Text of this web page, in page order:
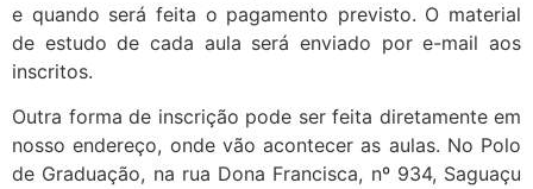
e quando será feita o pagamento previsto. O material
de estudo de cada aula será enviado por e-mail aos
inscritos.
Outra forma de inscrição pode ser feita diretamente em
nosso endereço, onde vão acontecer as aulas. No Polo
de Graduação, na rua Dona Francisca, nº 934, Saguaçu